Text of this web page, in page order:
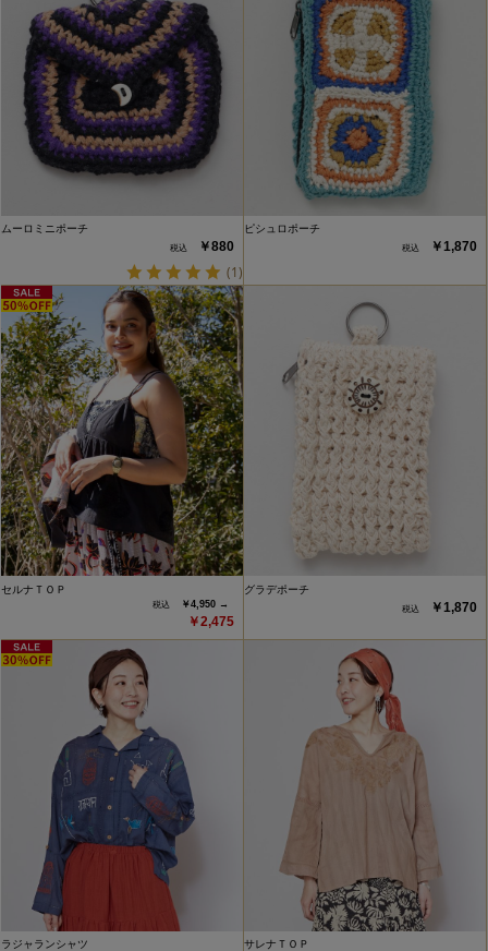
ムーロミニポーチ
￥880
(1)
ピシュロポーチ
￥1,870
セルナＴＯＰ
￥4,950 →
￥2,475
グラデポーチ
￥1,870
ラジャランシャツ サレナＴＯＰ